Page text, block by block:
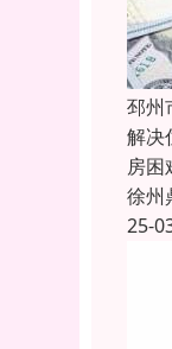
邳州
解决
房
徐州
25-